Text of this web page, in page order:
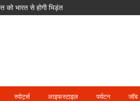
को भारत से होगी भिड़ंत
खेल और आवास पर भी बड़ा फोकस
कर रहा हूं’
स्पोर्ट्स लाइफस्टाइल पर्यटन जॉब